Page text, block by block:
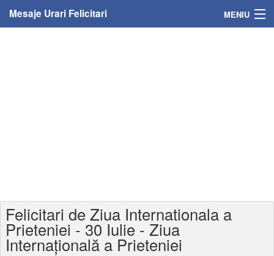
Mesaje Urari Felicitari MENIU
Felicitari varsta
Felicitari zilele anului
Felicitari de Ziua Internationala a
Prieteniei - 30 Iulie - Ziua
Internațională a Prieteniei